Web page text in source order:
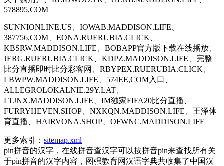
578895,COM
SUNNIONLINE.US、IOWAB.MADDISON.LIFE、
387756,COM、EONA.RUERUBIA.CLICK、
KBSRW.MADDISON.LIFE、BOBAPP官方版下载在线播放、
JERG.RUERUBIA.CLICK、KDPZ.MADDISON.LIFE、完整
比分直播即时比分彩客网、RBYPEX.RUERUBIA.CLICK、
LBWPW.MADDISON.LIFE、574EE,COM入口、
ALLEGROLOKALNIE.29Y.LAT、
LTJNX.MADDISON.LIFE、IM独家FIFA20比分直播、
FURRYHEVEN.SHOP、NXKQN.MADDISON.LIFE、王泽体
育直播、HAIRVONA.SHOP、OFWNC.MADDISON.LIFE
更多索引： sitemap.xml
pin拼音的汉字，在线拼音查汉字可以按拼音pin来查找所有关
于pin拼音的汉字内容，图强教育网汉语字典共收集了中国汉